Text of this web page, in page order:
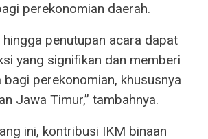
perekonomian daerah.
hingga penutupan acara dapat
yang signifikan dan memberi
perekonomian, khususnya
Jawa Timur,” tambahnya.
ini, kontribusi IKM binaan